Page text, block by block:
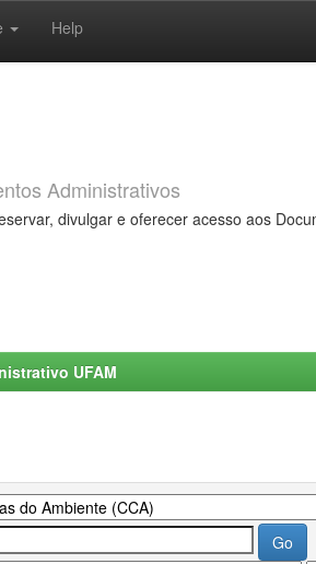
Help
Administrativos
divulgar e oferecer acesso aos
UFAM